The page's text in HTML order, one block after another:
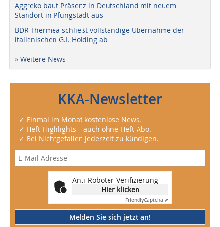
Aggreko baut Präsenz in Deutschland mit neuem
Standort in Pfungstadt aus
BDR Thermea schließt vollständige Übernahme der
italienischen G.I. Holding ab
» Weitere News
KKA-Newsletter
✓ Einmal im Monat kostenlose News.
✓ Heft-Highlights – auch ohne Heft-Abo.
✓ Bei Nichtgefallen jederzeit zu kündigen.
Anti-Roboter-Verifizierung
Hier klicken
FriendlyCaptcha ⇗
Melden Sie sich jetzt an!